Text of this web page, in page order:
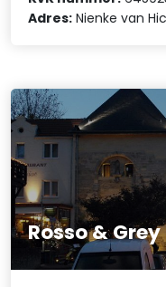
Adres: Nienke van
Rosso & Grey